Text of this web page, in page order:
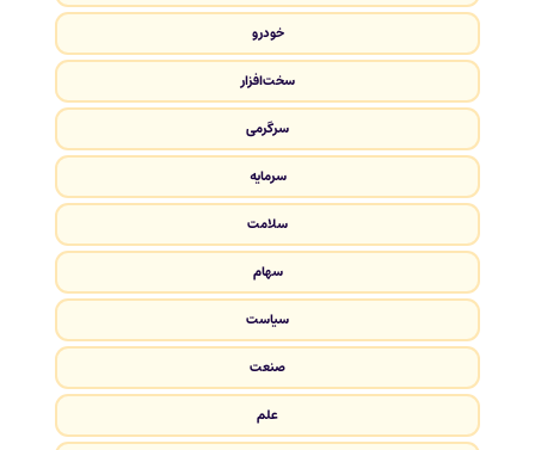
خودرو
سخت‌افزار
سرگرمی
سرمایه
سلامت
سهام
سیاست
صنعت
علم